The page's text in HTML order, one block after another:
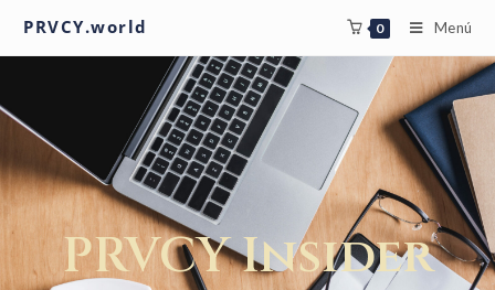
PRVCY.world 0 Menú
PRVCY Insider